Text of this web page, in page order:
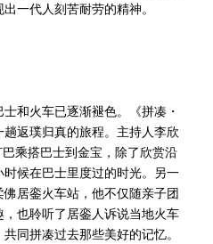
一代人刻苦耐劳的精神。
和火车已逐渐褪色。《拼凑・
返璞归真的旅程。主持人李欣
乘搭巴士到金宝，除了欣赏沿
候在巴士里度过的时光。另一
居銮火车站，他不仅随亲子团
也聆听了居銮人诉说当地火车
同拼凑过去那些美好的记忆。